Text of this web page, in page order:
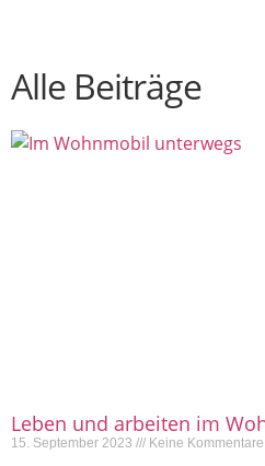
Alle Beiträge
Leben und arbeiten im
15. September 2023 Keine Kommentare